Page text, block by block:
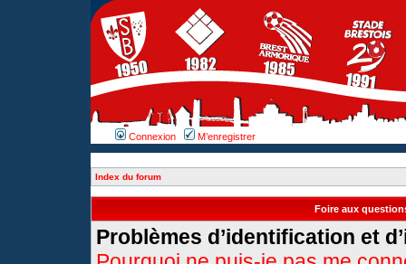
Connexion M’enregistrer
Index du forum
Foire aux
Problèmes d’identification et